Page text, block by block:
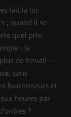
fait la loi.
; quand il se
quel prix.
: la
de travail —
sans
fournisseurs et
heures par
?